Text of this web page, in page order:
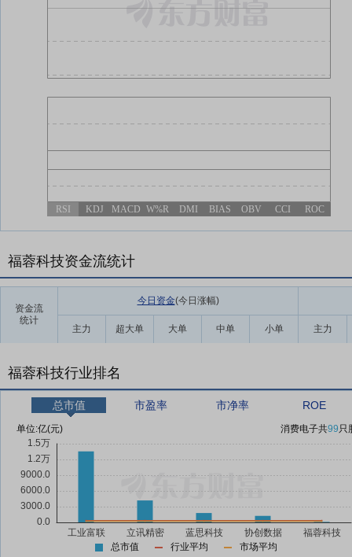
RSI KDJ MACD W%R DMI BIAS OBV CCI ROC
福蓉科技资金流统计
资金流
统计
今日资金(今日涨幅)
主力 超大单 大单 中单 小单 主力
福蓉科技行业排名
总市值 市盈率 市净率 ROE
单位:亿(元) 消费电子共99只
总市值 行业平均 市场平均